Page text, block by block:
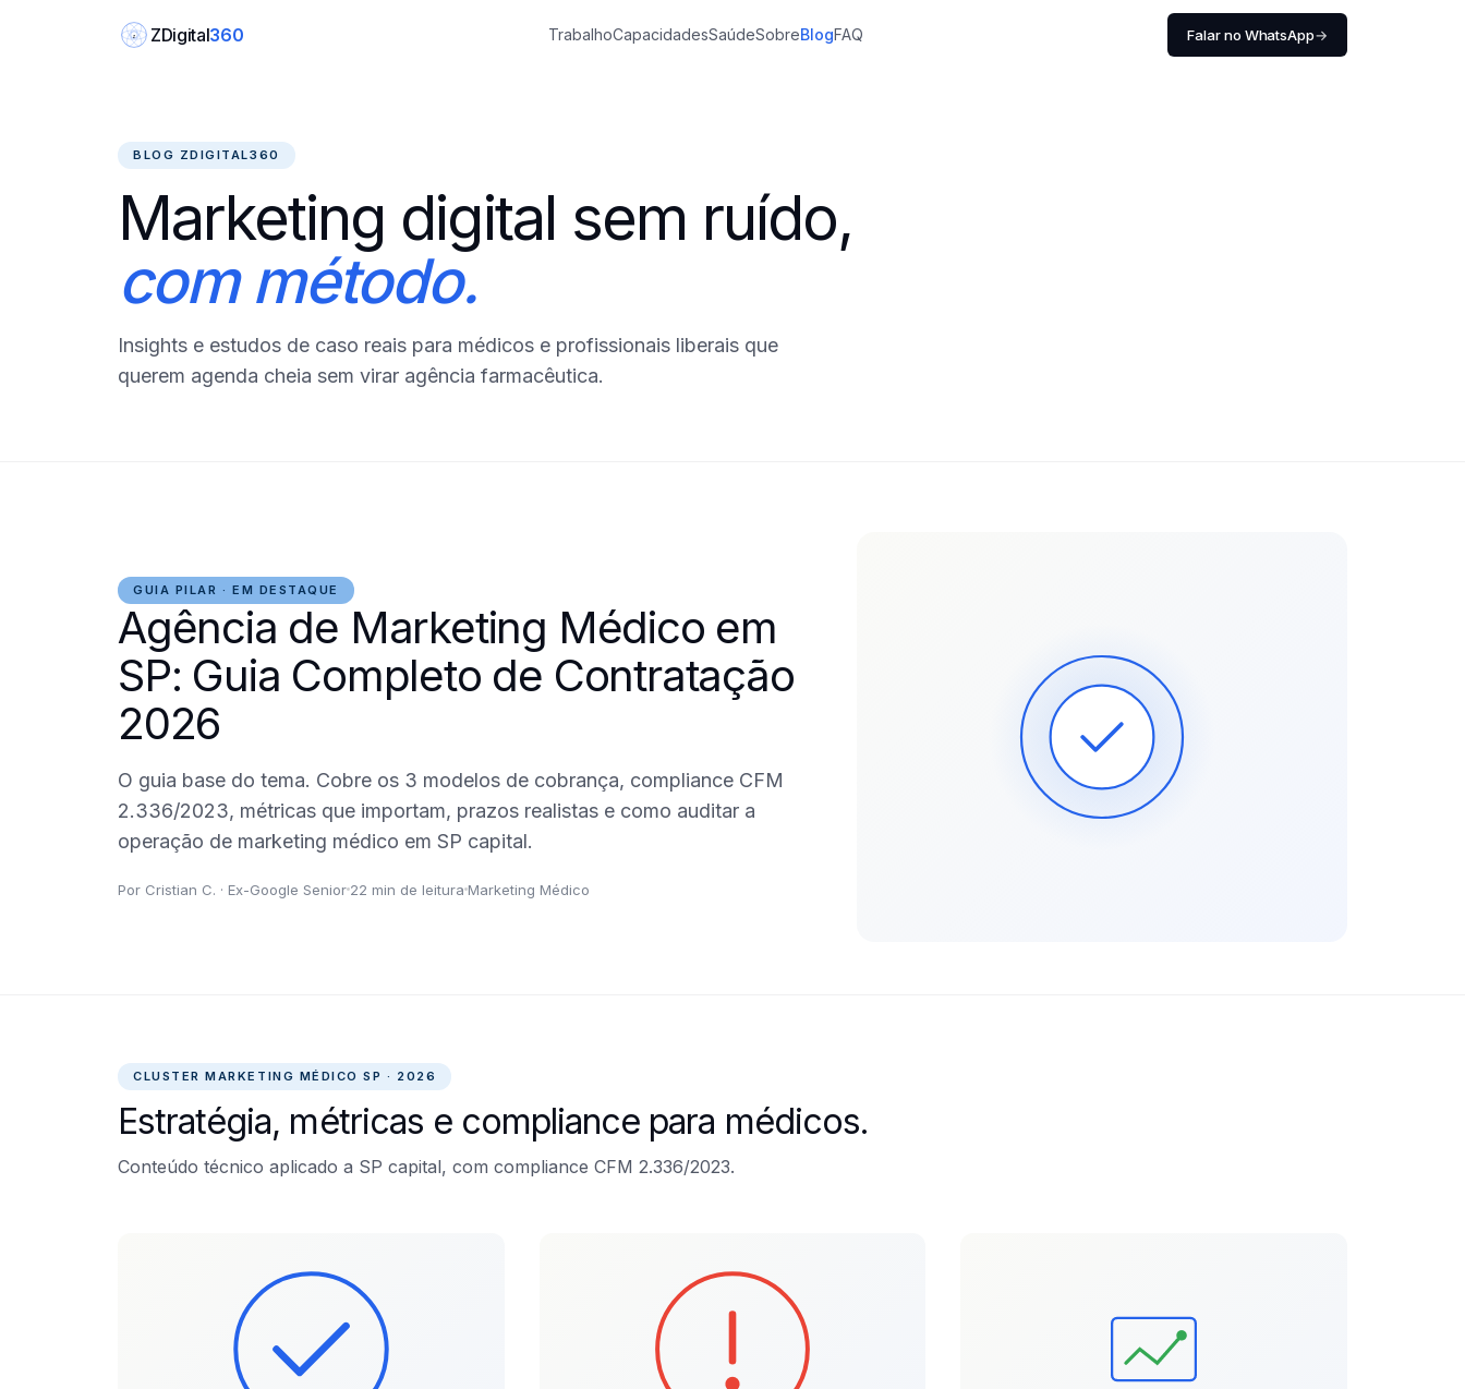
Z ZDigital360 TrabalhoCapacidadesSaúdeSobreBlogFAQ Falar no WhatsApp→
BLOG ZDIGITAL360
Marketing digital sem ruído,
com método.
Insights e estudos de caso reais para médicos e profissionais liberais que
querem agenda cheia sem virar agência farmacêutica.
GUIA PILAR · EM DESTAQUE
Agência de Marketing Médico em
SP: Guia Completo de Contratação
2026
O guia base do tema. Cobre os 3 modelos de cobrança, compliance CFM
2.336/2023, métricas que importam, prazos realistas e como auditar a
operação de marketing médico em SP capital.
Por Cristian C. · Ex-Google Senior 22 min de leitura Marketing Médico
CLUSTER MARKETING MÉDICO SP · 2026
Estratégia, métricas e compliance para médicos.
Conteúdo técnico aplicado a SP capital, com compliance CFM 2.336/2023.